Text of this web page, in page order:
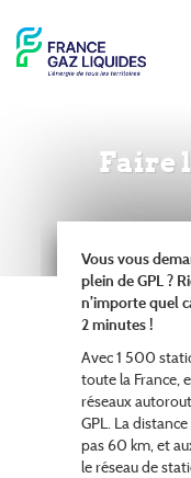
Faire
Vous vous
plein de GPL ?
n’importe quel
2 minutes !
Avec 1 500
toute la France,
réseaux
GPL. La
pas 60 km, et
le réseau de